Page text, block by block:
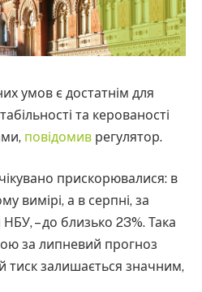
умов є достатнім для
та керованості
повідомив регулятор.
прискорювалися: в
вимірі, а в серпні, за
– до близько 23%. Така
за липневий прогноз
тиск залишається значним,